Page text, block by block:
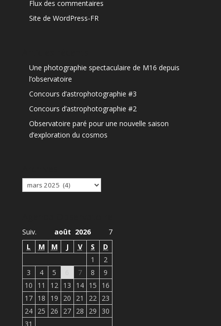
Flux des commentaires
Site de WordPress-FR
Une photographie spectaculaire de M16 depuis
l’observatoire
Concours d’astrophotographie #3
Concours d’astrophotographie #2
Observatoire paré pour une nouvelle saison
d’exploration du cosmos
Archives
Suiv. 7
août 2026
L
M M J V S
D
1
2
3
4 5 7 8
9
10
11 12 13 14 15
16
17 18 19 20 21 22 23
24 25 26 27 28 29
30
31